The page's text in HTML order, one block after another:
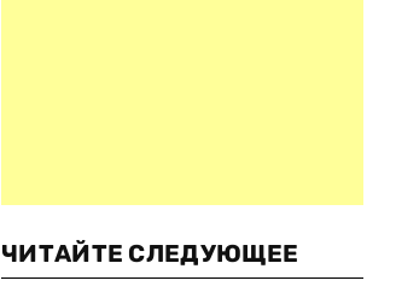
ЧИТАЙТЕ СЛЕДУЮЩЕЕ